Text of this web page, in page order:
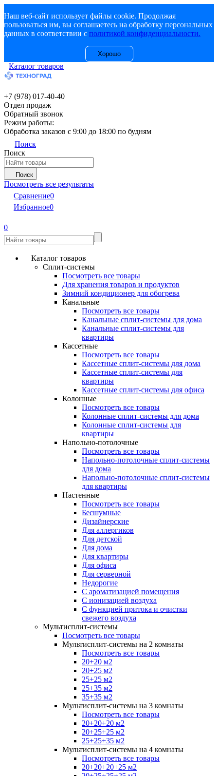
Наш веб-сайт использует файлы cookie. Продолжая
пользоваться им, вы соглашаетесь на обработку персональных
данных в соответствии с политикой конфиденциальности.
Хорошо
Каталог товаров
+7 (978) 017-40-40
Отдел продаж
Обратный звонок
Режим работы:
Обработка заказов с 9:00 до 18:00 по будням
Поиск
Поиск
Поиск
Посмотреть все результаты
Сравнение0
Избранное0
0
Каталог товаров
Сплит-системы
Посмотреть все товары
Для хранения товаров и продуктов
Зимний кондиционер для обогрева
Канальные
Посмотреть все товары
Канальные сплит-системы для дома
Канальные сплит-системы для
квартиры
Кассетные
Посмотреть все товары
Кассетные сплит-системы для дома
Кассетные сплит-системы для
квартиры
Кассетные сплит-системы для офиса
Колонные
Посмотреть все товары
Колонные сплит-системы для дома
Колонные сплит-системы для
квартиры
Напольно-потолочные
Посмотреть все товары
Напольно-потолочные сплит-системы
для дома
Напольно-потолочные сплит-системы
для квартиры
Настенные
Посмотреть все товары
Бесшумные
Дизайнерские
Для аллергиков
Для детской
Для дома
Для квартиры
Для офиса
Для серверной
Недорогие
С ароматизацией помещения
С ионизацией воздуха
С функцией притока и очистки
свежего воздуха
Мультисплит-системы
Посмотреть все товары
Мультисплит-системы на 2 комнаты
Посмотреть все товары
20+20 м2
20+25 м2
25+25 м2
25+35 м2
35+35 м2
Мультисплит-системы на 3 комнаты
Посмотреть все товары
20+20+20 м2
20+25+25 м2
25+25+35 м2
Мультисплит-системы на 4 комнаты
Посмотреть все товары
20+20+20+25 м2